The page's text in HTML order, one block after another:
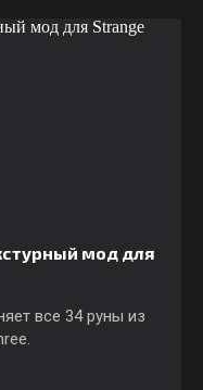
мод для
все 34 руны из